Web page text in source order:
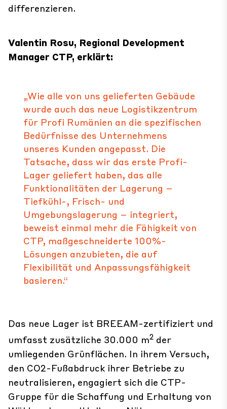
differenzieren.
Valentin Rosu, Regional Development
Manager CTP, erklärt:
„Wie alle von uns gelieferten Gebäude
wurde auch das neue Logistikzentrum
für Profi Rumänien an die spezifischen
Bedürfnisse des Unternehmens
unseres Kunden angepasst. Die
Tatsache, dass wir das erste Profi-
Lager geliefert haben, das alle
Funktionalitäten der Lagerung –
Tiefkühl-, Frisch- und
Umgebungslagerung – integriert,
beweist einmal mehr die Fähigkeit von
CTP, maßgeschneiderte 100%-
Lösungen anzubieten, die auf
Flexibilität und Anpassungsfähigkeit
basieren.“
Das neue Lager ist BREEAM-zertifiziert und
umfasst zusätzliche 30.000 m2 der
umliegenden Grünflächen. In ihrem Versuch,
den CO2-Fußabdruck ihrer Betriebe zu
neutralisieren, engagiert sich die CTP-
Gruppe für die Schaffung und Erhaltung von